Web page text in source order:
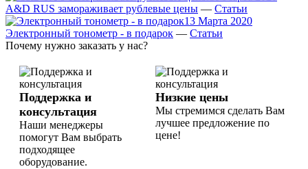
A&D RUS замораживает рублевые цены — Статьи
13 Марта 2020
Электронный тонометр - в подарок — Статьи
Почему нужно заказать у нас?
Поддержка и
консультация
Наши менеджеры
помогут Вам выбрать
подходящее
оборудование.
Низкие цены
Мы стремимся сделать Вам
лучшее предложение по
цене!